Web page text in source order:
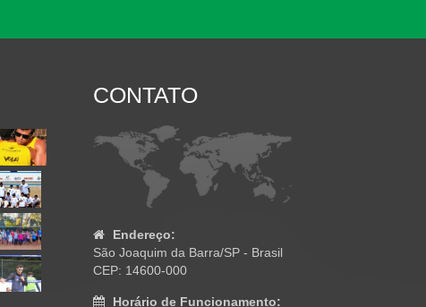
CONTATO
Endereço:
São Joaquim da Barra/SP - Brasil
CEP: 14600-000
Horário de Funcionamento: